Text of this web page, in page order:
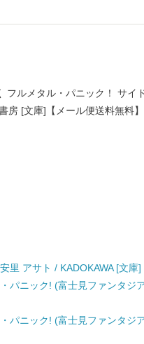
フルメタル・パニック！ サイ
房 [文庫]【メール便送料無料】
里 アサト / KADOKAWA [文庫]
パニック! (富士見ファンタジ
パニック! (富士見ファンタジ